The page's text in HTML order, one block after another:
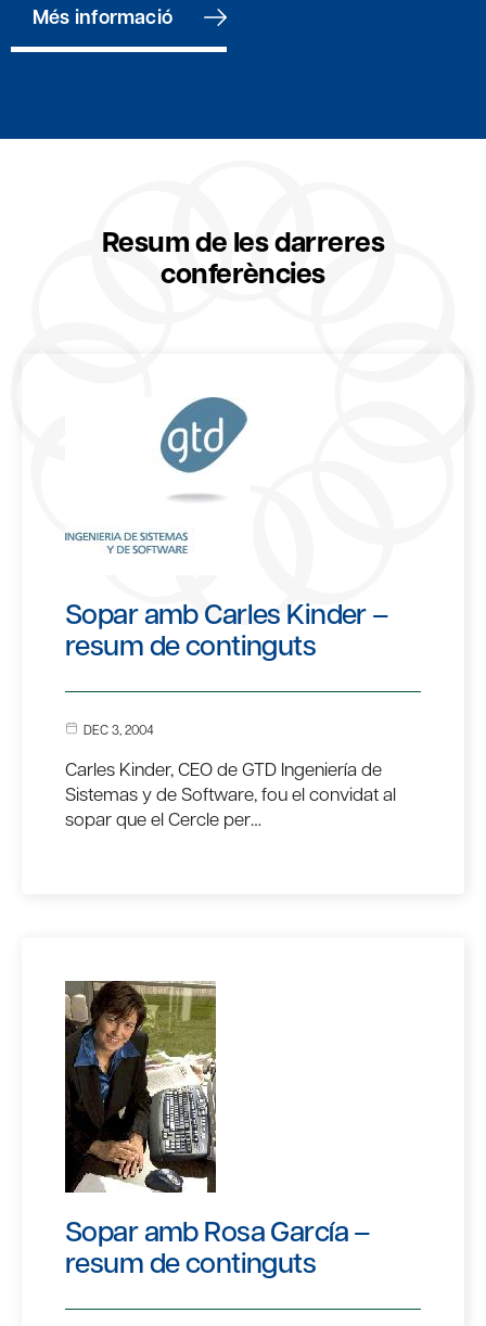
Més informació
Resum de les darreres
conferències
Sopar amb Carles Kinder –
resum de continguts
DEC 3, 2004
Carles Kinder, CEO de GTD Ingeniería de
Sistemas y de Software, fou el convidat al
sopar que el Cercle per…
Sopar amb Rosa García –
resum de continguts